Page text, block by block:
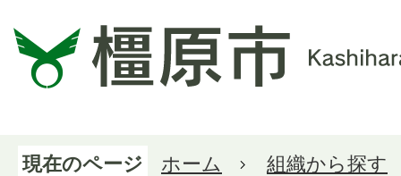
現在のページ ホーム
組織から探す